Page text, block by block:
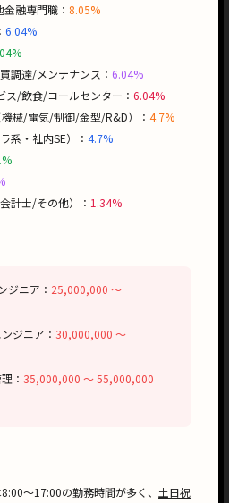
融専門職： 8.05%
6.04%
調達/メンテナンス： 6.04%
ス/飲食/コールセンター： 6.04%
械/電気/制御/金型/R&D）： 4.7%
系・社内SE）： 4.7%
計士/その他）： 1.34%
ジニア： 25,000,000 〜
ジニア： 30,000,000 〜
： 35,000,000 〜 55,000,000
8:00〜17:00の勤務時間が多く、 土日祝